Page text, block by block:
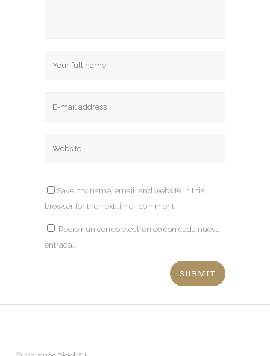
Save my name, email, and website in this
browser for the next time I comment.
Recibir un correo electrónico con cada nueva
entrada.